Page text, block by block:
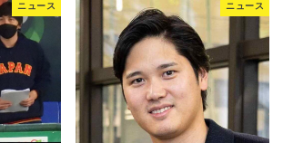
ニュース ニュース